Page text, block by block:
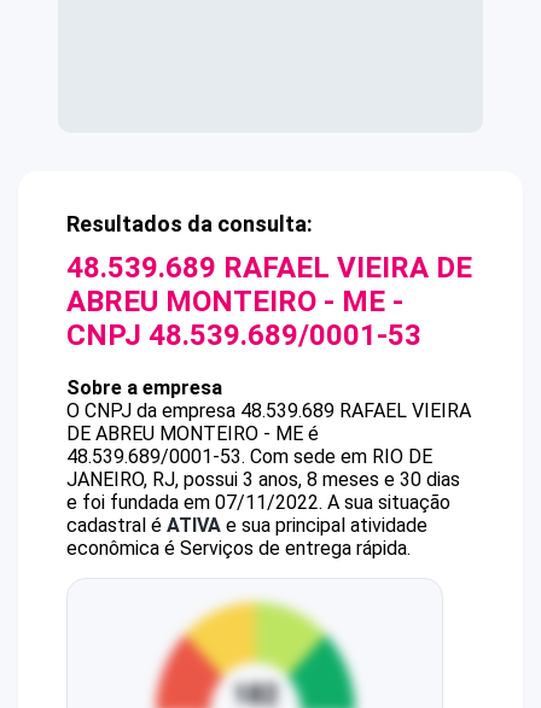
Resultados da consulta:
48.539.689 RAFAEL VIEIRA DE
ABREU MONTEIRO - ME -
CNPJ 48.539.689/0001-53
Sobre a empresa
O CNPJ da empresa 48.539.689 RAFAEL VIEIRA
DE ABREU MONTEIRO - ME é
48.539.689/0001-53. Com sede em RIO DE
JANEIRO, RJ, possui 3 anos, 8 meses e 30 dias
e foi fundada em 07/11/2022. A sua situação
cadastral é ATIVA e sua principal atividade
econômica é Serviços de entrega rápida.